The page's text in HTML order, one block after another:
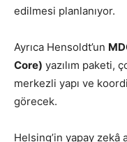
edilmesi planlanıyor.
Ayrıca Hensoldt’un
Core) yazılım paketi,
merkezli yapı ve
görecek.
Helsing’in yapay zekâ